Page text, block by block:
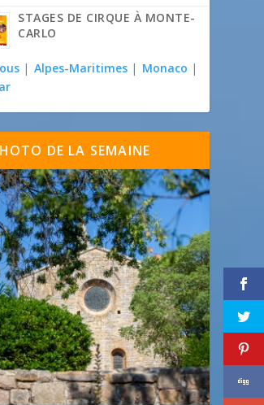
STAGES DE CIRQUE À MONTE-
CARLO
| Alpes-Maritimes | Monaco |
DE LA SEMAINE